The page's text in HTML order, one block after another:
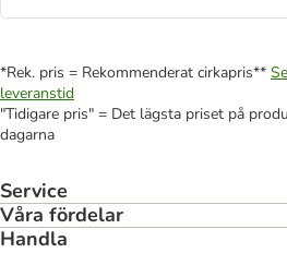
*Rek. pris = Rekommenderat cirkapris**
leveranstid
"Tidigare pris" = Det lägsta priset på
dagarna
Service
Våra fördelar
Handla